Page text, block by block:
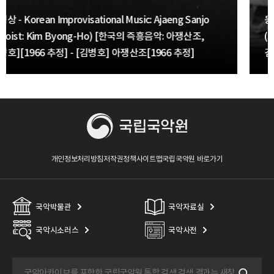
Sanjo
산조,
정]
동영상 - Korean Improvisational Music:
(soloist: Kim Byong-Ho) [한국의 즉흥음악:
김병호][1966 추정] - 01. 아쟁산조
개인정보처리방침저작권정책사이트맵국립국악원 바로가기
국악박물관 국악자료실
국악시소러스 국악사전